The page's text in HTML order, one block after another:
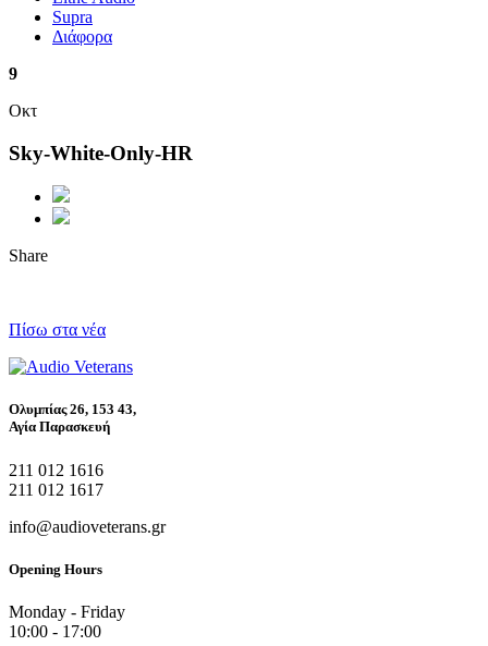
Supra
Διάφορα
9
Οκτ
Sky-White-Only-HR
Share
Πίσω στα νέα
Ολυμπίας 26, 153 43,
Αγία Παρασκευή
211 012 1616
211 012 1617
info@audioveterans.gr
Opening Hours
Monday - Friday
10:00 - 17:00